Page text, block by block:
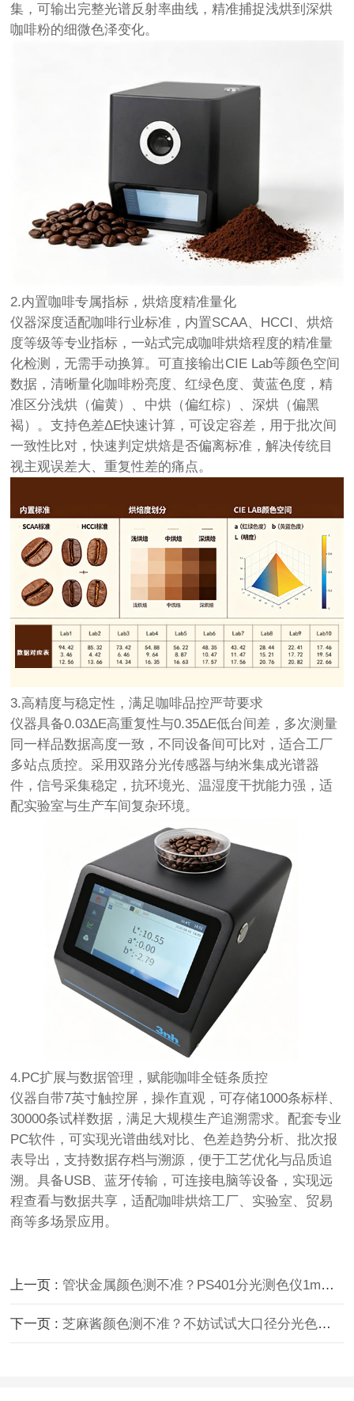
集，可输出完整光谱反射率曲线，精准捕捉浅烘到深烘
咖啡粉的细微色泽变化。
2.内置咖啡专属指标，烘焙度精准量化
仪器深度适配咖啡行业标准，内置SCAA、HCCI、烘焙
度等级等专业指标，一站式完成咖啡烘焙程度的精准量
化检测，无需手动换算。可直接输出CIE Lab等颜色空间
数据，清晰量化咖啡粉亮度、红绿色度、黄蓝色度，精
准区分浅烘（偏黄）、中烘（偏红棕）、深烘（偏黑
褐）。支持色差ΔE快速计算，可设定容差，用于批次间
一致性比对，快速判定烘焙是否偏离标准，解决传统目
视主观误差大、重复性差的痛点。
3.高精度与稳定性，满足咖啡品控严苛要求
仪器具备0.03ΔE高重复性与0.35ΔE低台间差，多次测量
同一样品数据高度一致，不同设备间可比对，适合工厂
多站点质控。采用双路分光传感器与纳米集成光谱器
件，信号采集稳定，抗环境光、温湿度干扰能力强，适
配实验室与生产车间复杂环境。
4.PC扩展与数据管理，赋能咖啡全链条质控
仪器自带7英寸触控屏，操作直观，可存储1000条标样、
30000条试样数据，满足大规模生产追溯需求。配套专业
PC软件，可实现光谱曲线对比、色差趋势分析、批次报
表导出，支持数据存档与溯源，便于工艺优化与品质追
溯。具备USB、蓝牙传输，可连接电脑等设备，实现远
程查看与数据共享，适配咖啡烘焙工厂、实验室、贸易
商等多场景应用。
上一页 :管状金属颜色测不准？PS401分光测色仪1mm口径专测管状物！
下一页 :芝麻酱颜色测不准？不妨试试大口径分光色差仪PS809！